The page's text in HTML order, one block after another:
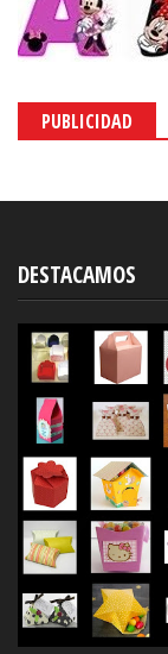
PUBLICIDAD
DESTACAMOS